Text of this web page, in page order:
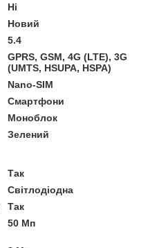
Ні
Новий
5.4
GPRS, GSM, 4G (LTE), 3G
(UMTS, HSUPA, HSPA)
Nano-SIM
Смартфони
Моноблок
Зелений
Так
Світлодіодна
Так
50 Мп